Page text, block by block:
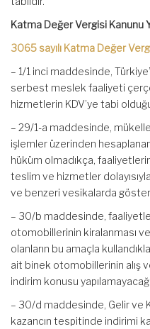
Katma Değer Vergisi Kanunu
3065 sayılı Katma Değer
– 1/1 inci maddesinde,
serbest meslek faaliyeti
hizmetlerin KDV’ye tabi
– 29/1-a maddesinde,
işlemler üzerinden
hüküm olmadıkça,
teslim ve hizmetler
ve benzeri vesikalarda
– 30/b maddesinde,
otomobillerinin kiralanması
olanların bu amaçla
ait binek otomobillerinin alış
indirim konusu
– 30/d maddesinde, Gelir ve
kazancın tespitinde indirimi